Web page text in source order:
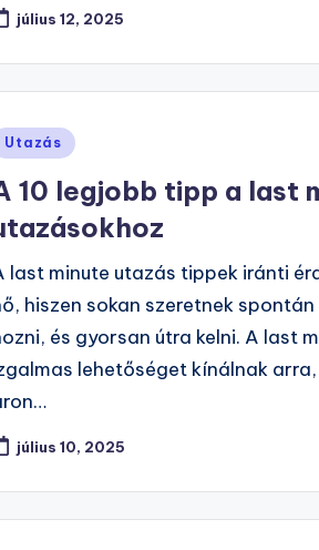
július 12, 2025
Utazás
10 legjobb tipp a last
last minute utazás tippek iránti
hiszen sokan szeretnek
és gyorsan útra kelni. A last
lehetőséget kínálnak
július 10, 2025